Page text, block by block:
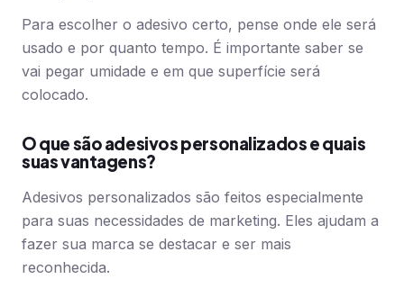
Para escolher o adesivo certo, pense onde ele será
usado e por quanto tempo. É importante saber se
vai pegar umidade e em que superfície será
colocado.
O que são adesivos personalizados e quais
suas vantagens?
Adesivos personalizados são feitos especialmente
para suas necessidades de marketing. Eles ajudam a
fazer sua marca se destacar e ser mais
reconhecida.